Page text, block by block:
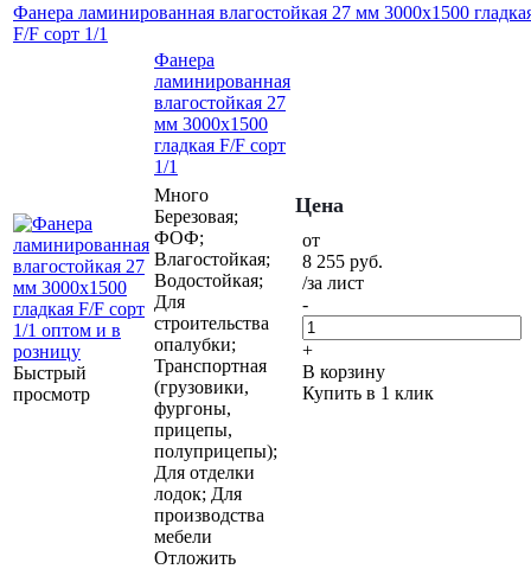
Фанера ламинированная влагостойкая 27 мм 3000х1500
F/F сорт 1/1
Быстрый
просмотр
Фанера
ламинированная
влагостойкая 27
мм 3000х1500
гладкая F/F сорт
1/1
Много
Березовая;
ФОФ;
Влагостойкая;
Водостойкая;
Для
строительства
опалубки;
Транспортная
(грузовики,
фургоны,
прицепы,
полуприцепы);
Для отделки
лодок; Для
производства
мебели
Отложить
Цена
от
8 255 руб.
/за лист
-
+
В корзину
Купить в 1 клик